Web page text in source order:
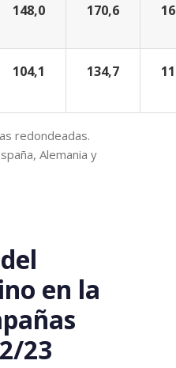
148,0 170,6
104,1 134,7
redondeadas.
Alemania y
en la
23